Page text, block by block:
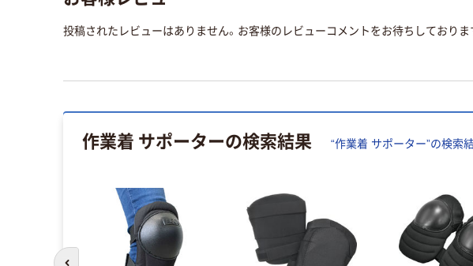
投稿されたレビューはありません。お客様のレビューコメントをお待ちしておりま
作業着 サポーターの検索結果 “作業着 サポーター”の検索